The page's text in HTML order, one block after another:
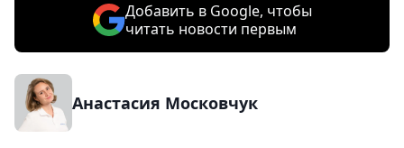
Добавить в Google, чтобы
читать новости первым
Анастасия Московчук